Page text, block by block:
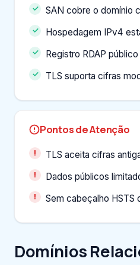
SAN cobre o domínio
Hospedagem IPv4
Registro RDAP
TLS suporta cifras
Pontos de Atenção
TLS aceita cifras
Dados públicos
Sem cabeçalho HSTS
Domínios